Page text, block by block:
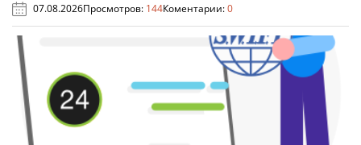
07.08.2026Просмотров: 144Коментарии:0